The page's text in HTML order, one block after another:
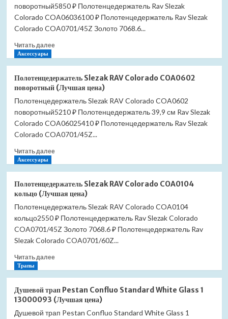
Nordic
3
9M64S101
(Лучшая
поворотный5850 ₽ Полотенцедержатель Rav Slezak
Colorado COA06036100 ₽ Полотенцедержатель Rav Slezak
Colorado COA0701/45Z Золото 7068.6...
Читать далееПрочитать
Полотенцедержатель
Slezak
RAV
Colorado
COA0603
поворотный
(Лучшая
Аксессуары
Полотенцедержатель Slezak RAV Colorado COA0602
поворотный (Лучшая цена)
Полотенцедержатель Slezak RAV Colorado COA0602
поворотный5210 ₽ Полотенцедержатель 39,9 см Rav Slezak
Colorado COA06025410 ₽ Полотенцедержатель Rav Slezak
Colorado COA0701/45Z...
Читать далееПрочитать
Полотенцедержатель
Slezak
RAV
Colorado
COA0602
поворотный
(Лучшая
Аксессуары
Полотенцедержатель Slezak RAV Colorado COA0104
кольцо (Лучшая цена)
Полотенцедержатель Slezak RAV Colorado COA0104
кольцо2550 ₽ Полотенцедержатель Rav Slezak Colorado
COA0701/45Z Золото 7068.6 ₽ Полотенцедержатель Rav
Slezak Colorado COA0701/60Z...
Читать далееПрочитать
Полотенцедержатель
Slezak
RAV
Colorado
Трапы
Душевой трап Pestan Confluo Standard White Glass 1
13000093 (Лучшая цена)
Душевой трап Pestan Confluo Standard White Glass 1